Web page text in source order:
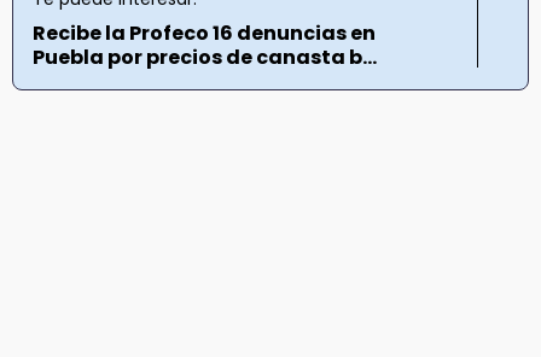
Recibe la Profeco 16 denuncias en
Puebla por precios de canasta b...